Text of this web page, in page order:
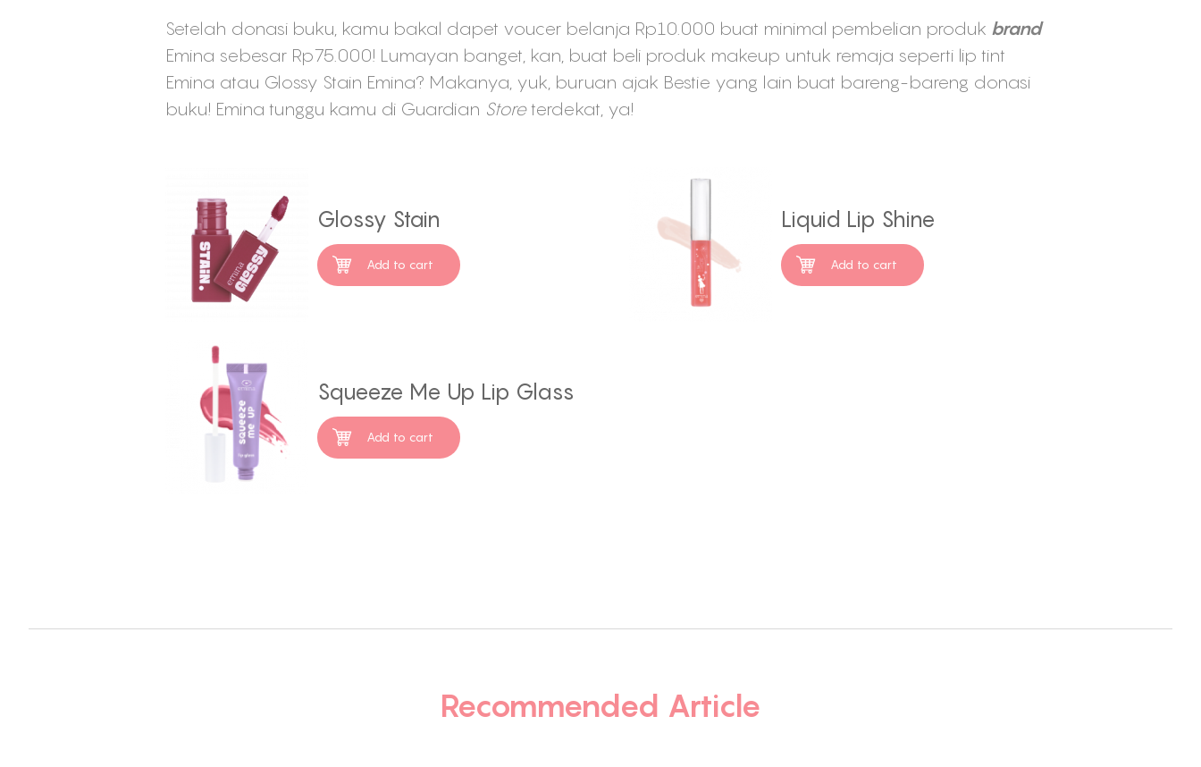
Setelah donasi buku, kamu bakal dapet voucer belanja Rp10.000 buat minimal pembelian produk brand
Emina sebesar Rp75.000! Lumayan banget, kan, buat beli produk makeup untuk remaja seperti lip tint
Emina atau Glossy Stain Emina? Makanya, yuk, buruan ajak Bestie yang lain buat bareng-bareng donasi
buku! Emina tunggu kamu di Guardian Storeterdekat, ya!
Glossy Stain
Add to cart
Liquid Lip Shine
Add to cart
Squeeze Me Up Lip Glass
Add to cart
Recommended Article